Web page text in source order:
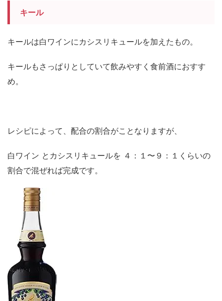
キール
キールは白ワインにカシスリキュールを加えたもの。
キールもさっぱりとしていて飲みやすく食前酒におすす
め。
レシピによって、配合の割合がことなりますが、
白ワイン とカシスリキュールを ４：１〜９：１くらいの
割合で混ぜれば完成です。